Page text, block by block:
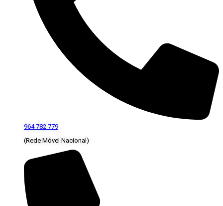
964 782 779
(Rede Móvel Nacional)